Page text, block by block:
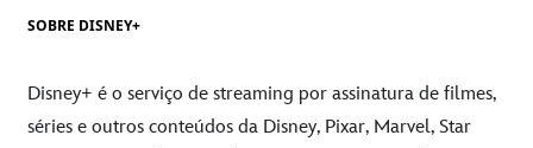
SOBRE DISNEY+
Disney+ é o serviço de streaming por assinatura de filmes,
séries e outros conteúdos da Disney, Pixar, Marvel, Star